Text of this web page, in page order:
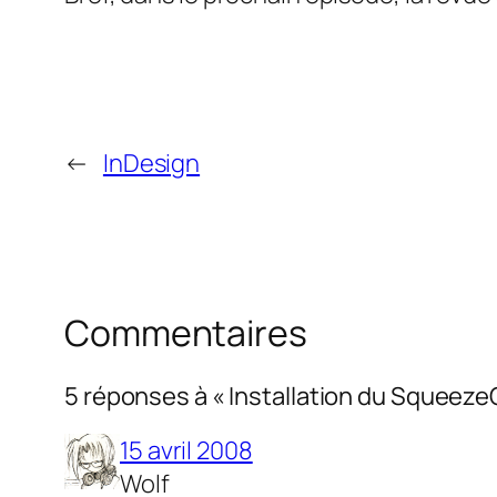
← InDesign
Commentaires
5 réponses à « Installation du
15 avril 2008
Wolf